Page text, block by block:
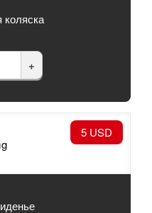
коляска
+
5 USD